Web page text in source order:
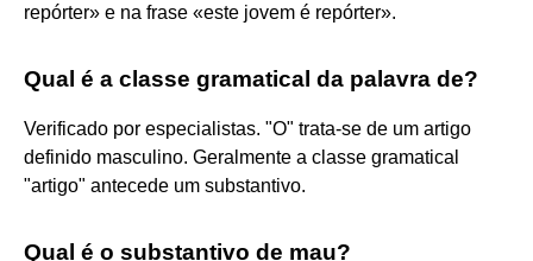
repórter» e na frase «este jovem é repórter».
Qual é a classe gramatical da palavra de?
Verificado por especialistas. "O" trata-se de um artigo
definido masculino. Geralmente a classe gramatical
"artigo" antecede um substantivo.
Qual é o substantivo de mau?